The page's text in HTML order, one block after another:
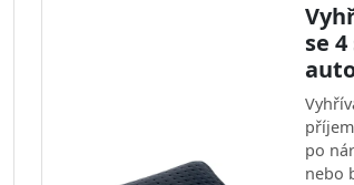
se
po
nebo